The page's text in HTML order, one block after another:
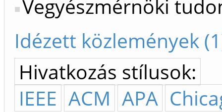
Vegyészmérnöki
Idézett közlemények
Hivatkozás stílusok:
IEEE ACM APA